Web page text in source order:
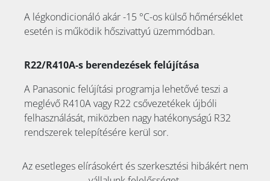
A légkondicionáló akár -15 °C-os külső hőmérséklet
esetén is működik hőszivattyú üzemmódban.
R22/R410A-s berendezések felújítása
A Panasonic felújítási programja lehetővé teszi a
meglévő R410A vagy R22 csővezetékek újbóli
felhasználását, miközben nagy hatékonyságú R32
rendszerek telepítésére kerül sor.
Az esetleges elírásokért és szerkesztési hibákért nem